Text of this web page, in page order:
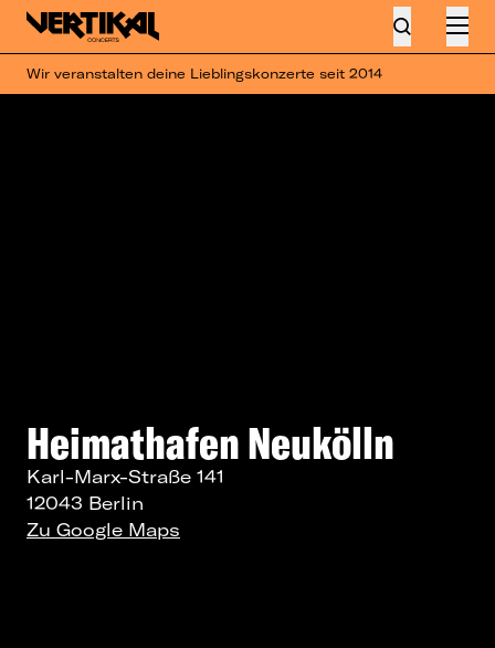
Wir veranstalten deine Lieblingskonzerte seit 2014
Heimathafen Neukölln
Karl-Marx-Straße 141
12043 Berlin
Zu Google Maps